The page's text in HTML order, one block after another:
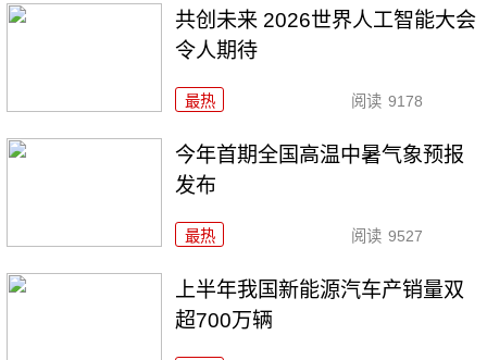
共创未来 2026世界人工智能大会
令人期待
最热 阅读 9178
今年首期全国高温中暑气象预报
发布
最热 阅读 9527
上半年我国新能源汽车产销量双
超700万辆